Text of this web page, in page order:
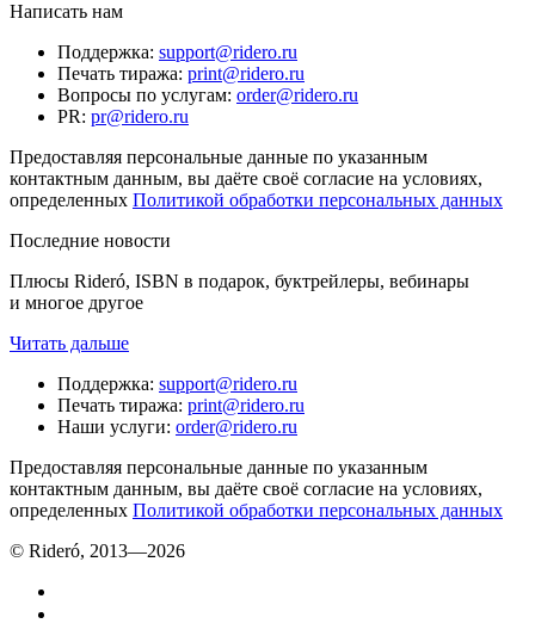
Написать нам
Поддержка: support@ridero.ru
Печать тиража: print@ridero.ru
Вопросы по услугам: order@ridero.ru
PR: pr@ridero.ru
Предоставляя персональные данные по указанным
контактным данным, вы даёте своё согласие на условиях,
определенных Политикой обработки персональных данных
Последние новости
Плюсы Rideró, ISBN в подарок, буктрейлеры, вебинары
и многое другое
Читать дальше
Поддержка: support@ridero.ru
Печать тиража: print@ridero.ru
Наши услуги: order@ridero.ru
Предоставляя персональные данные по указанным
контактным данным, вы даёте своё согласие на условиях,
определенных Политикой обработки персональных данных
© Rideró, 2013—2026